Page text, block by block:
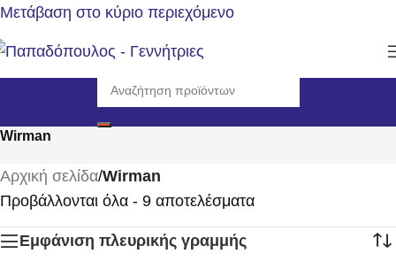
Μετάβαση στο κύριο περιεχόμενο
Wirman
Αρχική σελίδα/Wirman
Προβάλλονται όλα - 9 αποτελέσματα
Εμφάνιση πλευρικής γραμμής